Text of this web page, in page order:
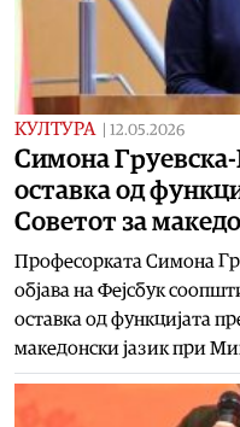
КУЛТУРА 12.05.2026
Симона
оставка од
Советот за
Професорката Симона
објава на Фејсбук
оставка од функцијата
македонски јазик при